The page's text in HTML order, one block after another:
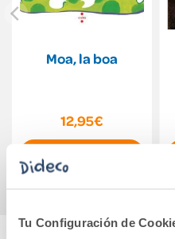
Tu Configuración de
Moa, la boa
12,95€